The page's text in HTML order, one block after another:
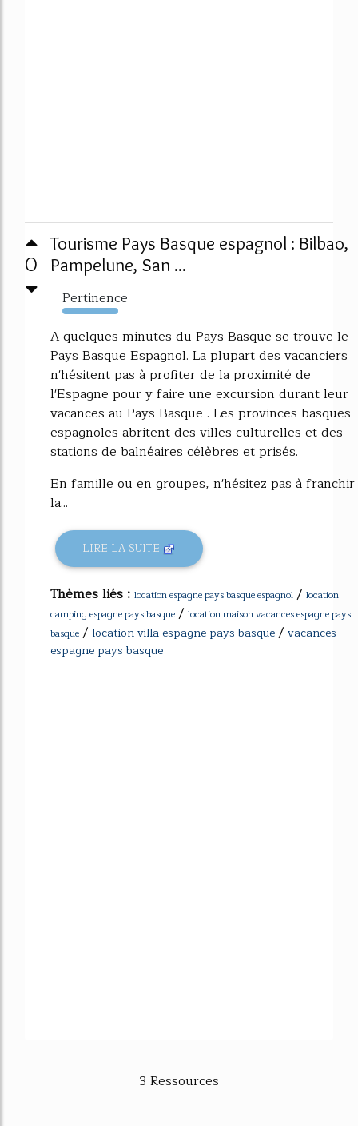
0
Tourisme Pays Basque espagnol : Bilbao,
Pampelune, San ...
Pertinence
1158%
A quelques minutes du Pays Basque se trouve le
Pays Basque Espagnol. La plupart des vacanciers
n'hésitent pas à profiter de la proximité de
l'Espagne pour y faire une excursion durant leur
vacances au Pays Basque . Les provinces basques
espagnoles abritent des villes culturelles et des
stations de balnéaires célèbres et prisés.
En famille ou en groupes, n'hésitez pas à franchir
la...
LIRE LA SUITE
Thèmes liés : location espagne pays basque espagnol / location
camping espagne pays basque / location maison vacances espagne pays
basque / location villa espagne pays basque/ vacances
espagne pays basque
3 Ressources